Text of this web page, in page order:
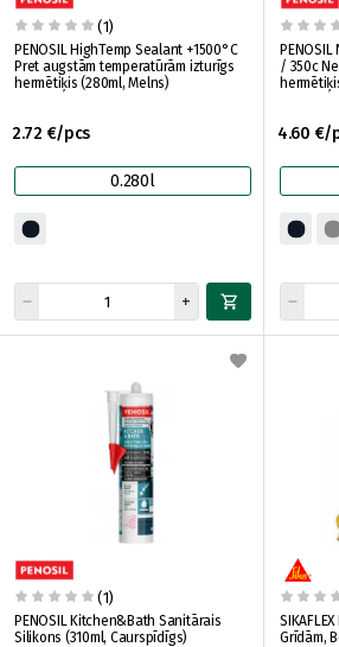
(1)
PENOSIL HighTemp Sealant +1500°C
Pret augstām temperatūrām izturīgs
hermētiķis (280ml, Melns)
2.72 €/pcs
0.280l
/ 350c
4.60 €/
(1)
PENOSIL Kitchen&Bath Sanitārais
Silikons (310ml, Caurspīdīgs)
Grīdām,